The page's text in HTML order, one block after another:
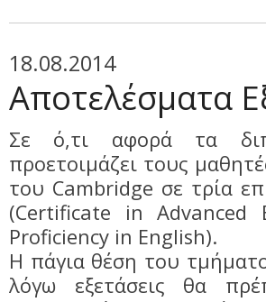
18.08.2014
Αποτελέσματα
Σε ό,τι αφορά τα
προετοιμάζει τους
του Cambridge σε τρία
(Certificate in Advanced
Proficiency in English).
Η πάγια θέση του
λόγω εξετάσεις θα